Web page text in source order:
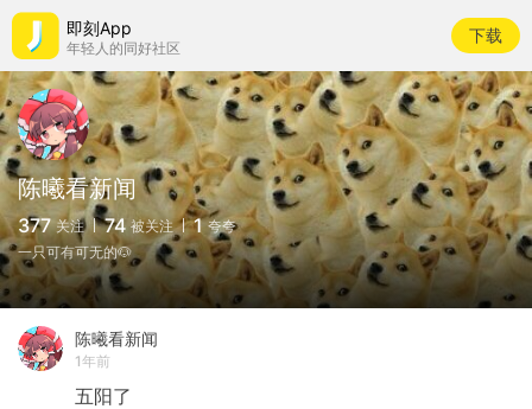
即刻App
年轻人的同好社区
下载
陈曦看新闻
377 关注 74 被关注 1 夸夸
一只可有可无的🐶
陈曦看新闻
1年前
五阳了